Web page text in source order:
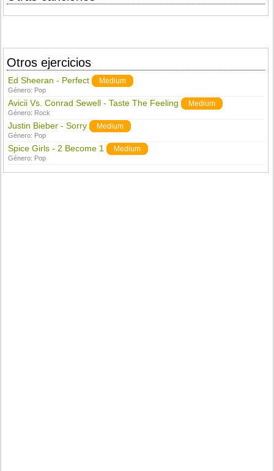
Otros ejercicios
Ed Sheeran - Perfect Medium
Género: Pop
Avicii Vs. Conrad Sewell - Taste The Feeling Medium
Género: Rock
Justin Bieber - Sorry Medium
Género: Pop
Spice Girls - 2 Become 1 Medium
Género: Pop